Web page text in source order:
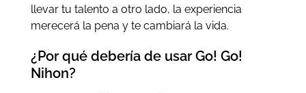
llevar tu talento a otro lado, la experiencia
merecerá la pena y te cambiará la vida.
¿Por qué debería de usar Go! Go!
Nihon?